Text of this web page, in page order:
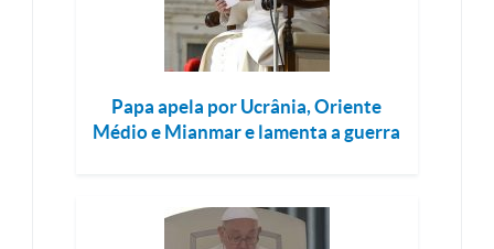
Papa apela por Ucrânia, Oriente
Médio e Mianmar e lamenta a guerra